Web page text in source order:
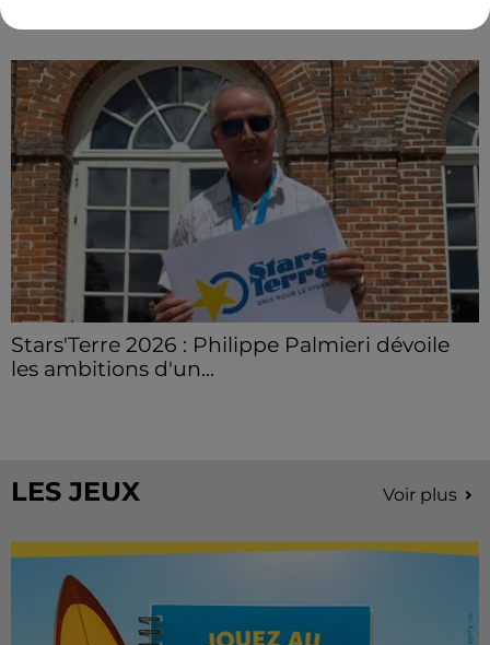
Stars'Terre 2026 : Philippe Palmieri dévoile
les ambitions d'un...
LES JEUX Voir plus